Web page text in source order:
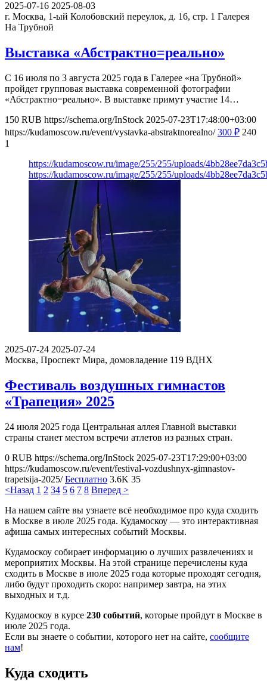
2025-07-16 2025-08-03
г. Москва, 1-ый Колобовский переулок, д. 16, стр. 1 Галерея
На Трубной
Выставка «Абстрактно=реально»
С 16 июля по 3 августа 2025 года в Галерее «на Трубной»
пройдет групповая выставка современной фотографии
«Абстрактно=реально». В выставке примут участие 14…
150 RUB https://schema.org/InStock 2025-07-23T17:48:00+03:00
https://kudamoscow.ru/event/vystavka-abstraktnorealno/ 300 ₽ 240
1
https://kudamoscow.ru/image/255/255/uploads/
https://kudamoscow.ru/image/255/255/uploads/
2025-07-24 2025-07-24
Москва, Проспект Мира, домовладение 119 ВДНХ
Фестиваль воздушных гимнастов
«Трапеция» 2025
24 июля 2025 года Центральная аллея Главной выставки
страны станет местом встречи атлетов из разных стран.
0 RUB https://schema.org/InStock 2025-07-23T17:29:00+03:00
https://kudamoscow.ru/event/festival-vozdushnyx-gimnastov-
trapetsija-2025/ Бесплатно 3.6K 35
<Назад 1 2 34 5 6 7 8 Вперед >
На нашем сайте вы узнаете всё необходимое про куда сходить
в Москве в июле 2025 года. Кудамоскоу — это интерактивная
афиша самых интересных событий Москвы.
Кудамоскоу собирает информацию о лучших развлечениях и
мероприятих Москвы. На этой странице перечислены куда
сходить в Москве в июле 2025 года которые проходят сегодня,
либо будут проходить скоро: например завтра, на этих
выходных и т.д.
Кудамоскоу в курсе 230 событий, которые пройдут в Москве в
июле 2025 года.
Если вы знаете о событии, которого нет на сайте, сообщите
нам!
Куда сходить